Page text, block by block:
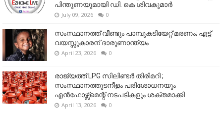
പിന്തുണയുമായി ഡി. കെ ശിവകുമാർ
July 09, 2026 0
സംസ്ഥാനത്ത് വീണ്ടും പാമ്പുകടിയേറ്റ് മരണം; എട്ട്
വയസ്സുകാരന് ദാരുണാന്ത്യം
April 23, 2026 0
രാജ്യത്ത് LPG സിലിണ്ടർ തിരിമറി ;
സംസ്ഥാനത്തുടനീളം പരിശോധനയും
എൻഫോഴ്സ്മെന്റ് നടപടികളും ശക്തമാക്കി
April 13, 2026 0